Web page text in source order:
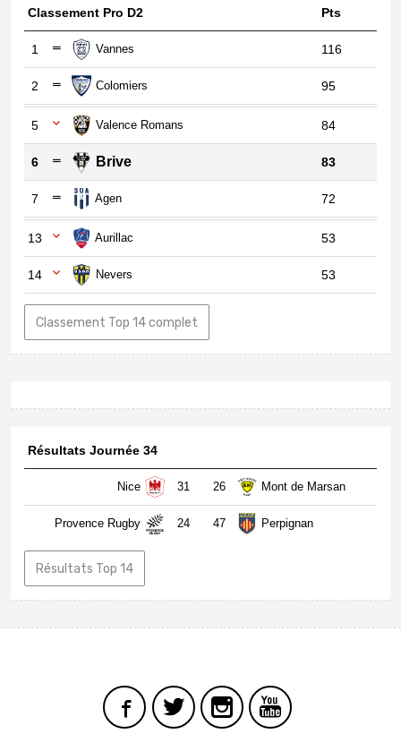
Classement Pro D2 Pts
1 Vannes 116
2 Colomiers 95
5 Valence Romans 84
6 Brive 83
7 Agen 72
13 Aurillac 53
14 Nevers 53
Classement Top 14 complet
Résultats Journée 34
Nice 31 26 Mont de Marsan
Provence Rugby 24 47 Perpignan
Résultats Top 14